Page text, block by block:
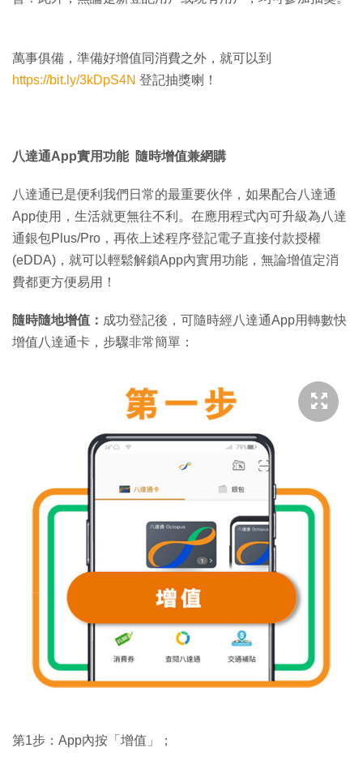
萬事俱備，準備好增值同消費之外，就可以到
https://bit.ly/3kDpS4N 登記抽獎喇！
八達通App實用功能 隨時增值兼網購
八達通已是便利我們日常的最重要伙伴，如果配合八達通
App使用，生活就更無往不利。在應用程式內可升級為八達
通銀包Plus/Pro，再依上述程序登記電子直接付款授權
(eDDA)，就可以輕鬆解鎖App內實用功能，無論增值定消
費都更方便易用！
隨時隨地增值： 成功登記後，可隨時經八達通App用轉數快
增值八達通卡，步驟非常簡單：
第1步：App內按「增值」；